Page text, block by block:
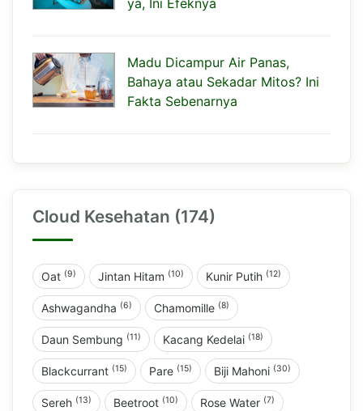
ya, Ini Efeknya
Madu Dicampur Air Panas,
Bahaya atau Sekadar Mitos? Ini
Fakta Sebenarnya
Cloud Kesehatan (174)
Oat (9) Jintan Hitam (10) Kunir Putih (12)
Ashwagandha (6) Chamomille (8)
Daun Sembung (11) Kacang Kedelai (18)
Blackcurrant (15) Pare (15) Biji Mahoni (30)
Sereh (13) Beetroot (10) Rose Water (7)